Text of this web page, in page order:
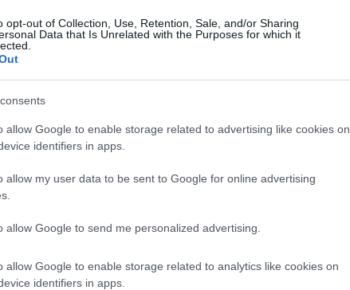
opt-out of Collection, Use, Retention, Sale, and/or Sharing
Data that Is Unrelated with the Purposes for which it
allow Google to enable storage related to advertising like cookies on
identifiers in apps.
allow my user data to be sent to Google for online advertising
allow Google to send me personalized advertising.
allow Google to enable storage related to analytics like cookies on
identifiers in apps.
Alonso
kapcsolatban